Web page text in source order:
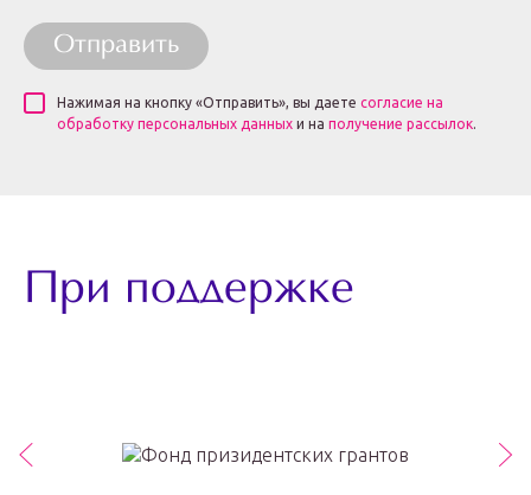
Отправить
Нажимая на кнопку «Отправить», вы даете согласие на
обработку персональных данных и на получение рассылок.
При поддержке